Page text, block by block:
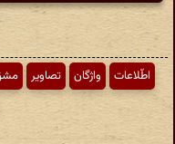
اطّلاعات واژگان تصاویر